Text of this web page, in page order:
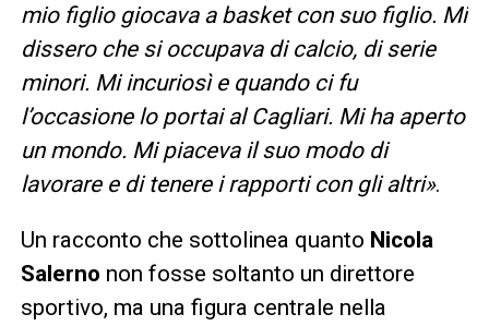
mio figlio giocava a basket con suo figlio. Mi
dissero che si occupava di calcio, di serie
minori. Mi incuriosì e quando ci fu
l’occasione lo portai al Cagliari. Mi ha aperto
un mondo. Mi piaceva il suo modo di
lavorare e di tenere i rapporti con gli altri».
Un racconto che sottolinea quanto Nicola
Salerno non fosse soltanto un direttore
sportivo, ma una figura centrale nella